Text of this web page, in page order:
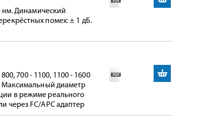
нм. Динамический
помех: ± 1 дБ.
700 - 1100, 1100 - 1600
Максимальный диаметр
в режиме реального
через FC/APC адаптер